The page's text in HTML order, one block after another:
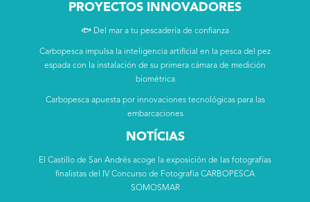
PROYECTOS INNOVADORES
🐟 Del mar a tu pescadería de confianza
Carbopesca impulsa la inteligencia artificial en la pesca del pez
espada con la instalación de su primera cámara de medición
biométrica
Carbopesca apuesta por innovaciones tecnológicas para las
embarcaciones
NOTÍCIAS
El Castillo de San Andrés acoge la exposición de las fotografías
finalistas del IV Concurso de Fotografía CARBOPESCA
SOMOSMAR